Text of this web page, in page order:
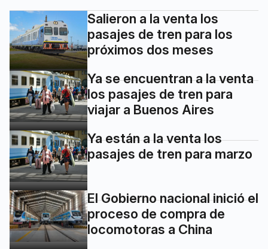
Salieron a la venta los
pasajes de tren para los
próximos dos meses
Ya se encuentran a la venta
los pasajes de tren para
viajar a Buenos Aires
Ya están a la venta los
pasajes de tren para marzo
El Gobierno nacional inició el
proceso de compra de
locomotoras a China